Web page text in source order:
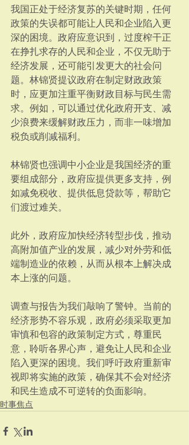
我国正处于经济复苏的关键时期，任何
政策的失误都可能让人民和企业陷入更
深的困境。政府应意识到，过度榨干正
在挣扎求存的人民和企业，不仅无助于
经济发展，还可能引发更大的社会问
题。林锦贤提议政府在制定财政政策
时，应更加注重平衡财政目标与民生需
求。例如，可以通过优化政府开支、减
少浪费来缓解财政压力，而非一味增加
税负或削减福利。
林锦贤也强调中小企业是我国经济的重
要组成部分，政府应提供更多支持，例
如减免税收、提供低息贷款等，帮助它
们渡过难关。
此外，政府应加快经济转型步伐，推动
高附加值产业的发展，减少对外劳和低
端制造业的依赖，从而从根本上解决成
本上涨的问题。
调查与报告为我们敲响了警钟。当前的
经济形势不容乐观，政府必须采取更加
审慎和包容的政策制定方式，尊重民
意，聆听各界心声，避免让人民和企业
陷入更深的困境。我们呼吁政府重新审
视即将实施的政策，确保其不会对经济
和民生造成不可逆转的负面影响。
时事焦点